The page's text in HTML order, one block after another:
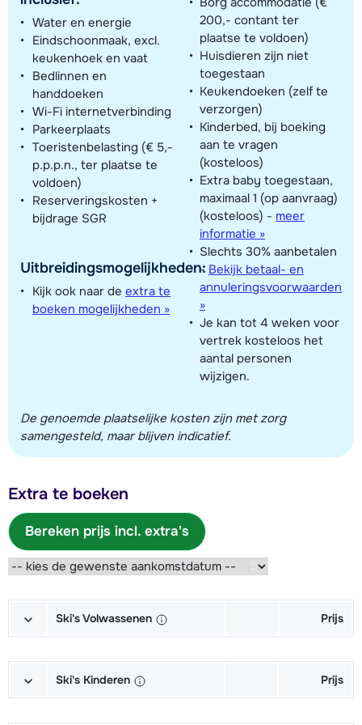
Water en energie
Eindschoonmaak, excl.
keukenhoek en vaat
Bedlinnen en
handdoeken
Wi-Fi internetverbinding
Parkeerplaats
Toeristenbelasting (€ 5,-
p.p.p.n., ter plaatse te
voldoen)
Reserveringskosten +
bijdrage SGR
Uitbreidingsmogelijkheden:
Kijk ook naar de extra te
boeken mogelijkheden »
200,- contant ter
plaatse te voldoen)
Huisdieren zijn niet
toegestaan
Keukendoeken (zelf te
verzorgen)
Kinderbed, bij boeking
aan te vragen
(kosteloos)
Extra baby toegestaan,
maximaal 1 (op aanvraag)
(kosteloos) - meer
informatie »
Slechts 30% aanbetalen
- Bekijk betaal- en
annuleringsvoorwaarden
»
Je kan tot 4 weken voor
vertrek kosteloos het
aantal personen
wijzigen.
De genoemde plaatselijke kosten zijn met zorg
samengesteld, maar blijven indicatief.
Extra te boeken
Bereken prijs incl. extra's
Ski's Volwassenen Prijs
(6/7 dagen)Ski's Kinderen Prijs